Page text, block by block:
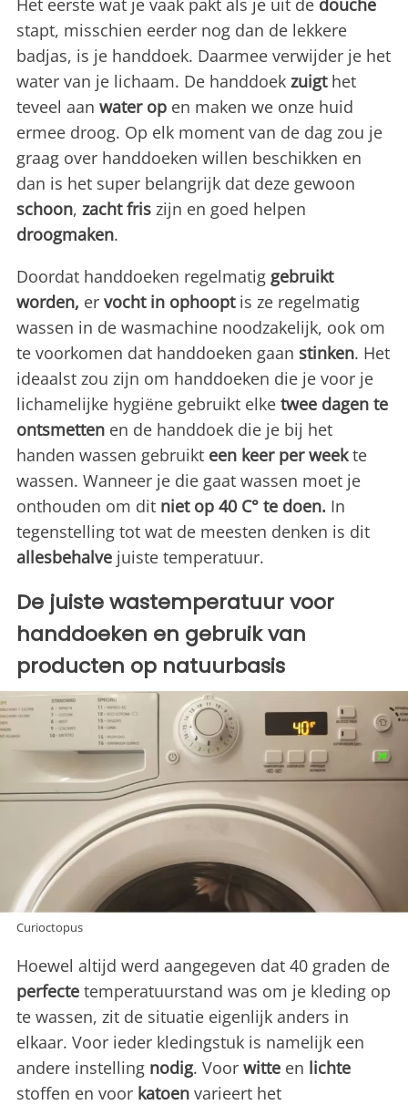
stapt, misschien eerder nog dan de lekkere
badjas, is je handdoek. Daarmee verwijder je het
water van je lichaam. De handdoek zuigthet
teveel aan water op en maken we onze huid
ermee droog. Op elk moment van de dag zou je
graag over handdoeken willen beschikken en
dan is het super belangrijk dat deze gewoon
schoon, zacht fris zijn en goed helpen
droogmaken.
Doordat handdoeken regelmatig gebruikt
worden, er vocht in ophooptis ze regelmatig
wassen in de wasmachine noodzakelijk, ook om
te voorkomen dat handdoeken gaan stinken. Het
ideaalst zou zijn om handdoeken die je voor je
lichamelijke hygiëne gebruikt elke twee dagen te
ontsmetten en de handdoek die je bij het
handen wassen gebruikt een keer per weekte
wassen. Wanneer je die gaat wassen moet je
onthouden om dit niet op 40 C° te doen. In
tegenstelling tot wat de meesten denken is dit
allesbehalve juiste temperatuur.
De juiste wastemperatuur voor
handdoeken en gebruik van
producten op natuurbasis
Curioctopus
Hoewel altijd werd aangegeven dat 40 graden de
perfecte temperatuurstand was om je kleding op
te wassen, zit de situatie eigenlijk anders in
elkaar. Voor ieder kledingstuk is namelijk een
andere instelling nodig. Voor witte en lichte
stoffen en voor katoen varieert het